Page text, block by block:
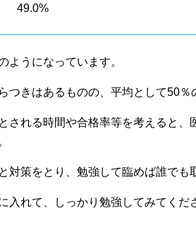
49.0%
ようになっています。
つきはあるものの、平均として50％
される時間や合格率等を考えると
対策をとり、勉強して臨めば誰でも
入れて、しっかり勉強してみてくだ